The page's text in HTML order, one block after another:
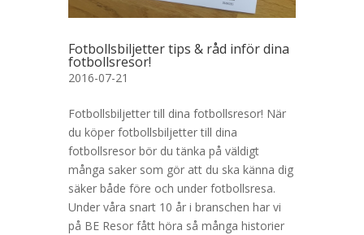
Fotbollsbiljetter tips & råd inför dina
fotbollsresor!
2016-07-21
Fotbollsbiljetter till dina fotbollsresor! När
du köper fotbollsbiljetter till dina
fotbollsresor bör du tänka på väldigt
många saker som gör att du ska känna dig
säker både före och under fotbollsresa.
Under våra snart 10 år i branschen har vi
på BE Resor fått höra så många historier